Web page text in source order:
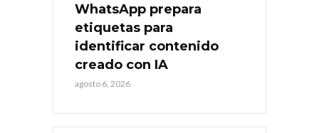
WhatsApp prepara
etiquetas para
identificar contenido
creado con IA
agosto 6, 2026